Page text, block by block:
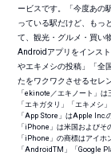
ービスです。「今度あの
っている駅だけど、もっ
て、観光・グルメ・買い
Androidアプリをインス
やエキメシの投稿」「全
たをワクワクさせるセレ
「ekinote／エキノート」は
「エキガタリ」「エキメシ
「App Store」はApple Inc.
「iPhone」は米国およびそ
「iPhone」の商標はアイホ
「AndroidTM 」「Google